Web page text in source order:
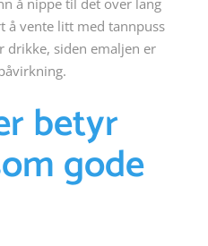
å vente litt med tannpuss
siden emaljen er
betyr
gode